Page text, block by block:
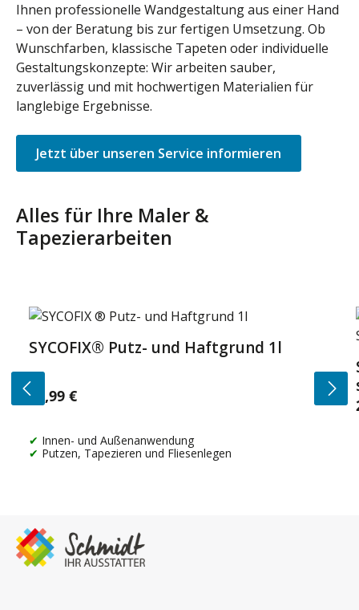
Ihnen professionelle Wandgestaltung aus einer Hand
– von der Beratung bis zur fertigen Umsetzung. Ob
Wunschfarben, klassische Tapeten oder individuelle
Gestaltungskonzepte: Wir arbeiten sauber,
zuverlässig und mit hochwertigen Materialien für
langlebige Ergebnisse.
Jetzt über unseren Service informieren
Alles für Ihre Maler &
Tapezierarbeiten
Produktgalerie überspringen
SYCOFIX® Putz- und Haftgrund 1l
Regulärer Preis:
14,99 €
Innen- und Außenanwendung
Putzen, Tapezieren und Fliesenlegen